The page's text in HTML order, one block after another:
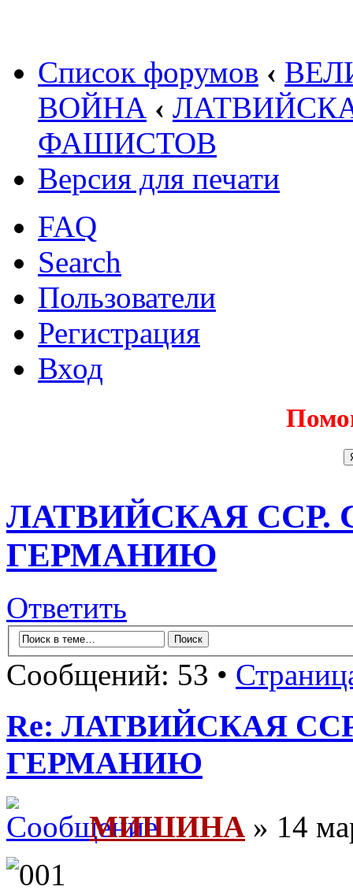
Список форумов ‹
ВОЙНА ‹
ФАШИСТОВ
Версия для печати
FAQ
Search
Пользователи
Регистрация
Вход
ЛАТВИЙСКАЯ
ГЕРМАНИЮ
Ответить
Сообщений: 53 •
Re: ЛАТВИЙСКАЯ
ГЕРМАНИЮ
МИШИНА » 14